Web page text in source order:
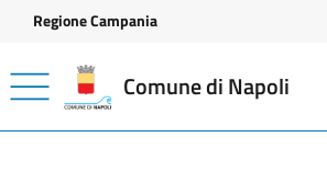
Vai ai contenuti
Vai al footer
Regione Campania
Comune di Napoli